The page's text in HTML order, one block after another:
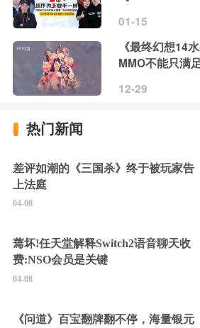
01-15
《最终幻想14
MMO不能只满
12-29
热门新闻
差评如潮的《三国杀》终于被玩家告
上法庭
04-08
蔫坏!任天堂解释Switch2语音聊天收
费:NSO会员是关键
04-08
《问道》百宝翻牌翻不停，海量银元